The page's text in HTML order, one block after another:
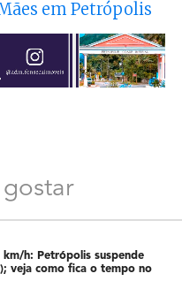
em Petrópolis
km/h: Petrópolis suspende
veja como fica o tempo no